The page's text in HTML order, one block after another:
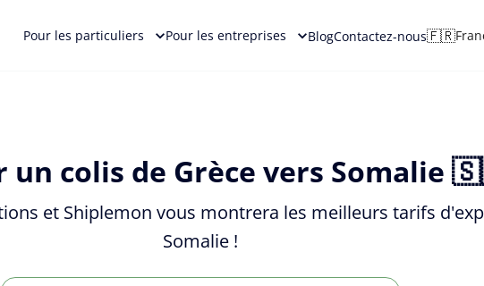
Pour les particuliers Pour les entreprises BlogContactez-nous🇫🇷
un colis de Grèce vers Somalie
et Shiplemon vous montrera les meilleurs tarifs
Somalie !